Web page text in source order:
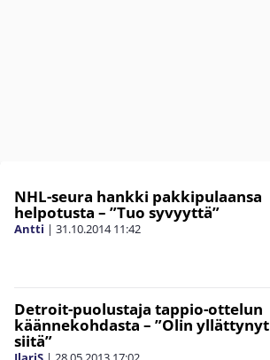
NHL-seura hankki pakkipulaansa
helpotusta – ”Tuo syvyyttä”
Antti | 31.10.2014 11:42
Detroit-puolustaja tappio-ottelun
käännekohdasta – ”Olin yllättynyt
siitä”